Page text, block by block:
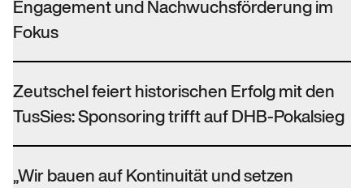
Engagement und Nachwuchsförderung im
Fokus
Zeutschel feiert historischen Erfolg mit den
TusSies: Sponsoring trifft auf DHB-Pokalsieg
„Wir bauen auf Kontinuität und setzen